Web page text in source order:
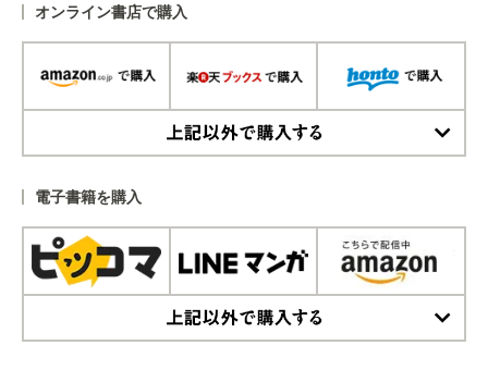
オンライン書店で購入
電子書籍を購入